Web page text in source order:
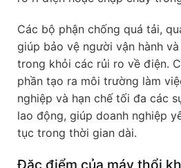
Các bộ phận chống quá tải,
giúp bảo vệ người vận hành
trong khỏi các rủi ro về điện.
phần tạo ra môi trường làm
nghiệp và hạn chế tối đa các
lao động, giúp doanh nghiệp
tục trong thời gian dài.
Đặc điểm của máy thổi